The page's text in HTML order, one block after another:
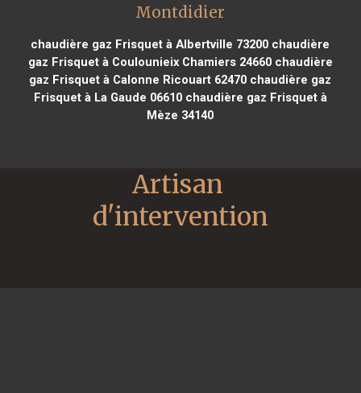
Montdidier
chaudière gaz Frisquet à Albertville 73200 chaudière
gaz Frisquet à Coulounieix Chamiers 24660chaudière
gaz Frisquet à Calonne Ricouart 62470 chaudière gaz
Frisquet à La Gaude 06610chaudière gaz Frisquet à
Mèze 34140
Artisan
d'intervention